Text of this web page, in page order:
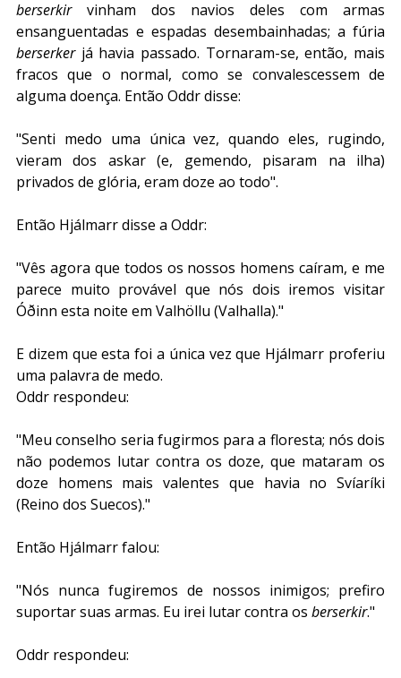
berserkir vinham dos navios deles com armas
berserker já havia passado. Tornaram-se, então, mais
fracos que o normal, como se convalescessem de
alguma doença. Então Oddr disse:
"Senti medo uma única vez, quando eles, rugindo,
vieram dos askar (e, gemendo, pisaram na ilha)
privados de glória, eram doze ao todo".
Então Hjálmarr disse a Oddr:
"Vês agora que todos os nossos homens caíram, e me
parece muito provável que nós dois iremos visitar
Óðinn esta noite em Valhöllu (Valhalla)."
E dizem que esta foi a única vez que Hjálmarr proferiu
uma palavra de medo.
Oddr respondeu:
"Meu conselho seria fugirmos para a floresta; nós dois
não podemos lutar contra os doze, que mataram os
doze homens mais valentes que havia no Svíaríki
(Reino dos Suecos)."
Então Hjálmarr falou:
"Nós nunca fugiremos de nossos inimigos; prefiro
suportar suas armas. Eu irei lutar contra os berserkir."
Oddr respondeu: